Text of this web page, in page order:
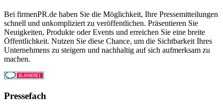
Bei firmenPR.de haben Sie die Möglichkeit, Ihre Pressemitteilungen
schnell und unkompliziert zu veröffentlichen. Präsentieren Sie
Neuigkeiten, Produkte oder Events und erreichen Sie eine breite
Öffentlichkeit. Nutzen Sie diese Chance, um die Sichtbarkeit Ihres
Unternehmens zu steigern und nachhaltig auf sich aufmerksam zu
machen.
Pressefach